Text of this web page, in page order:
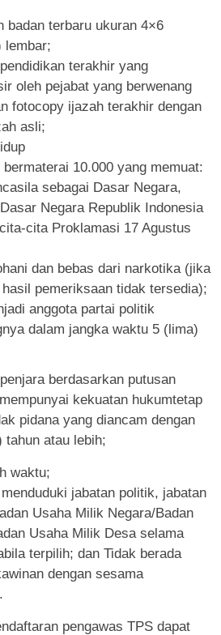
badan terbaru ukuran 4×6
lembar;
terakhir yang
oleh pejabat yang berwenang
fotocopy ijazah terakhir dengan
asli;
10.000 yang memuat:
sebagai Dasar Negara,
Negara Republik Indonesia
cita Proklamasi 17 Agustus
dan bebas dari narkotika (jika
pemeriksaan tidak tersedia);
anggota partai politik
dalam jangka waktu 5 (lima)
berdasarkan putusan
kekuatan hukumtetap
pidana yang diancam dengan
tahun atau lebih;
waktu;
jabatan politik, jabatan
Usaha Milik Negara/Badan
Usaha Milik Desa selama
terpilih; dan Tidak berada
dengan sesama
pengawas TPS dapat